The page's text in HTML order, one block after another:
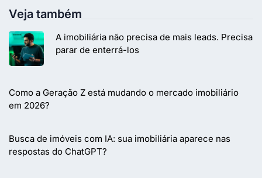
Veja também
A imobiliária não precisa de mais leads. Precisa
parar de enterrá-los
Como a Geração Z está mudando o mercado imobiliário
em 2026?
Busca de imóveis com IA: sua imobiliária aparece nas
respostas do ChatGPT?